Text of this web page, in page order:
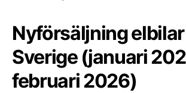
Nyförsäljning
Sverige (januari
februari 2026)